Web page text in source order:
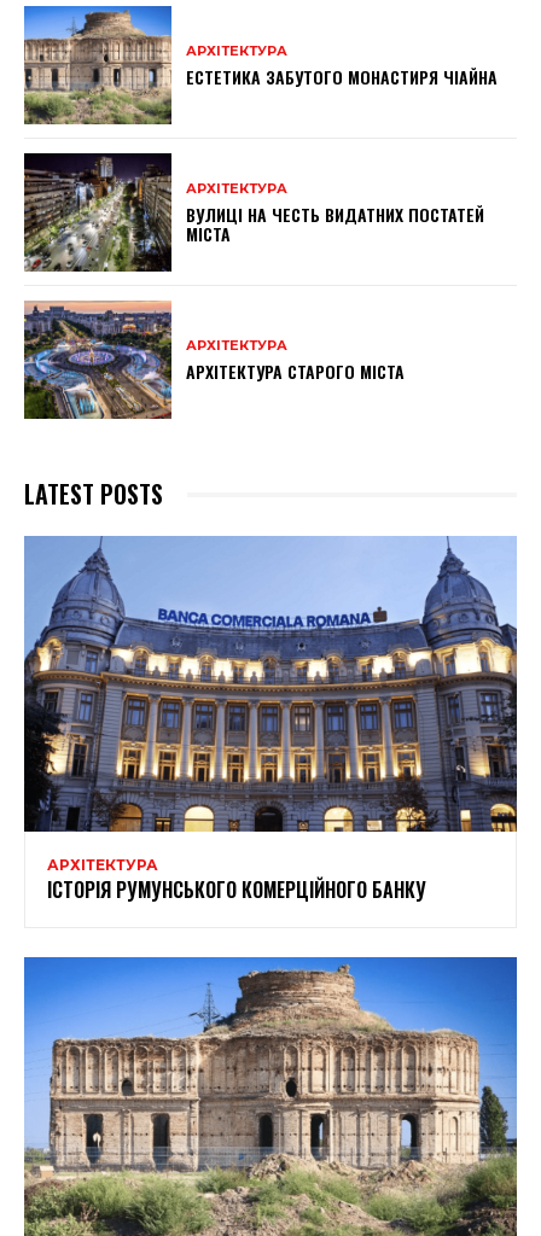
АРХІТЕКТУРА
ЕСТЕТИКА ЗАБУТОГО МОНАСТИРЯ ЧІАЙНА
АРХІТЕКТУРА
ВУЛИЦІ НА ЧЕСТЬ ВИДАТНИХ ПОСТАТЕЙ
МІСТА
АРХІТЕКТУРА
АРХІТЕКТУРА СТАРОГО МІСТА
LATEST POSTS
АРХІТЕКТУРА
ІСТОРІЯ РУМУНСЬКОГО КОМЕРЦІЙНОГО БАНКУ